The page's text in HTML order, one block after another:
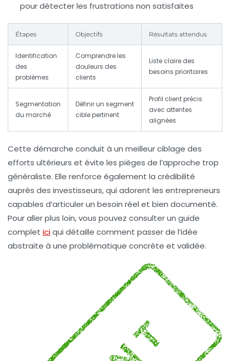
pour détecter les frustrations non satisfaites
Étapes Objectifs Résultats attendus
Identification
des
problèmes
Comprendre les
douleurs des
clients
Liste claire des
besoins prioritaires
Segmentation
du marché
Définir un segment
cible pertinent
Profil client précis
avec attentes
alignées
Cette démarche conduit à un meilleur ciblage des
efforts ultérieurs et évite les pièges de l’approche trop
généraliste. Elle renforce également la crédibilité
auprès des investisseurs, qui adorent les entrepreneurs
capables d’articuler un besoin réel et bien documenté.
Pour aller plus loin, vous pouvez consulter un guide
complet iciqui détaille comment passer de l’idée
abstraite à une problématique concrète et validée.